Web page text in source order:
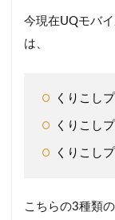
今現在UQモバ
は、
くりこし
くりこし
くりこし
こちらの3種類